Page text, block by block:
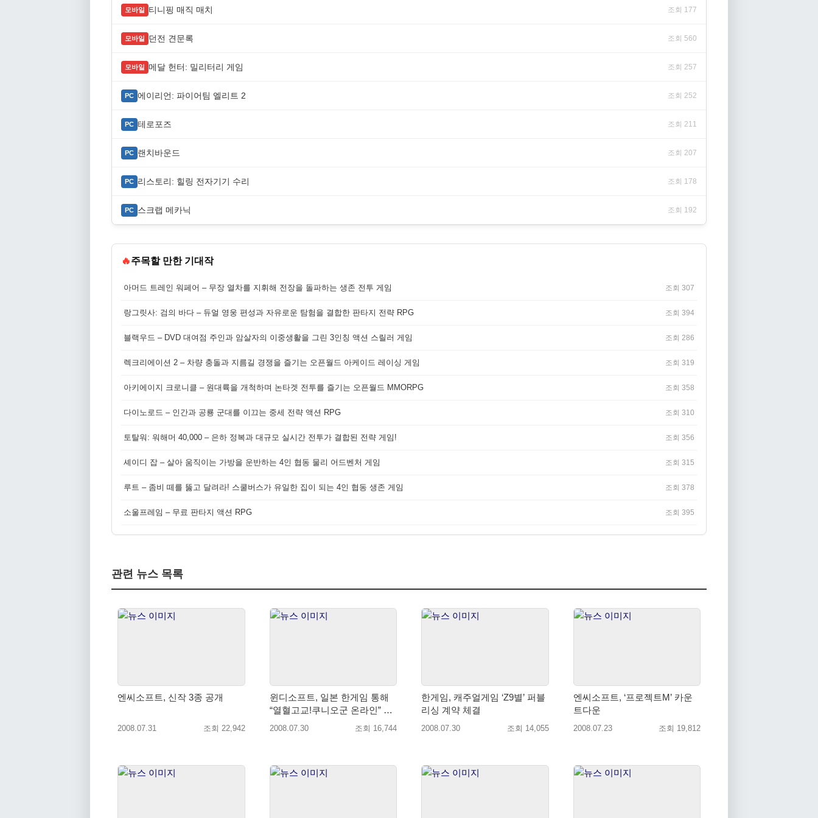
모바일 티니핑 매직 매치 조회 177
모바일 던전 견문록 조회 560
모바일 메달 헌터: 밀리터리 게임 조회 257
PC 에이리언: 파이어팀 엘리트 2 조회 252
PC 테로포즈 조회 211
PC 랜치바운드 조회 207
PC 리스토리: 힐링 전자기기 수리 조회 178
PC 스크랩 메카닉 조회 192
🔥주목할 만한 기대작
아머드 트레인 워페어 – 무장 열차를 지휘해 전장을 돌파하는 생존 전투 게임 조회 307
랑그릿사: 검의 바다 – 듀얼 영웅 편성과 자유로운 탐험을 결합한 판타지 전략 RPG 조회 394
블랙우드 – DVD 대여점 주인과 암살자의 이중생활을 그린 3인칭 액션 스릴러 게임 조회 286
렉크리에이션 2 – 차량 충돌과 지름길 경쟁을 즐기는 오픈월드 아케이드 레이싱 게임 조회 319
아키에이지 크로니클 – 원대륙을 개척하며 논타겟 전투를 즐기는 오픈월드 MMORPG 조회 358
다이노로드 – 인간과 공룡 군대를 이끄는 중세 전략 액션 RPG 조회 310
토탈워: 워해머 40,000 – 은하 정복과 대규모 실시간 전투가 결합된 전략 게임! 조회 356
셰이디 잡 – 살아 움직이는 가방을 운반하는 4인 협동 물리 어드벤처 게임 조회 315
루트 – 좀비 떼를 뚫고 달려라! 스쿨버스가 유일한 집이 되는 4인 협동 생존 게임 조회 378
소울프레임 – 무료 판타지 액션 RPG 조회 395
관련 뉴스 목록
엔씨소프트, 신작 3종 공개
2008.07.31 조회 22,942
윈디소프트, 일본 한게임 통해
“열혈고교!쿠니오군 온라인” 서
비스 예정
2008.07.30 조회 16,744
한게임, 캐주얼게임 ‘Z9별’ 퍼블
리싱 계약 체결
2008.07.30 조회 14,055
엔씨소프트, ‘프로젝트M’ 카운
트다운
2008.07.23 조회 19,812